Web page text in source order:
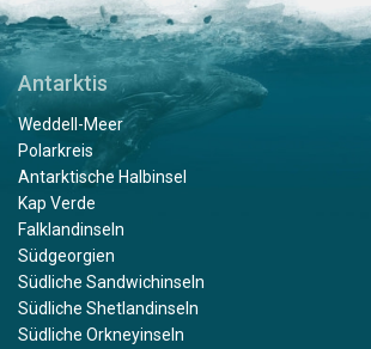
Antarktis
Weddell-Meer
Polarkreis
Antarktische Halbinsel
Kap Verde
Falklandinseln
Südgeorgien
Südliche Sandwichinseln
Südliche Shetlandinseln
Südliche Orkneyinseln